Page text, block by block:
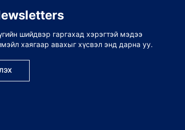
шийдвэр гаргахад хэрэгтэй мэдээ
хаягаар авахыг хүсвэл энд дарна уу.